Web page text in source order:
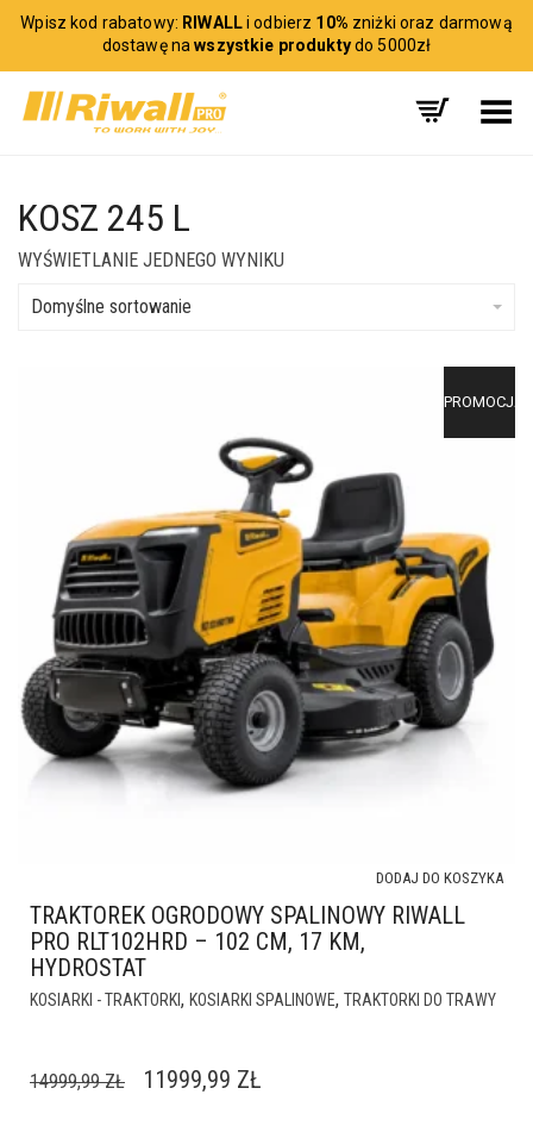
Wpisz kod rabatowy: RIWALLi odbierz 10% zniżki oraz darmową
dostawę nawszystkie produktydo 5000zł
Toggle Menu
KOSZ 245 L
WYŚWIETLANIE JEDNEGO WYNIKU
Domyślne sortowanie
PROMOCJA!
TRAKTOREK OGRODOWY SPALINOWY RIWALL
PRO RLT102HRD – 102 CM, 17 KM,
HYDROSTAT
KOSIARKI - TRAKTORKI, KOSIARKI SPALINOWE, TRAKTORKI DO TRAWY
DODAJ DO KOSZYKA
14999,99ZŁ
PIERWOTNA
11999,99 ZŁ